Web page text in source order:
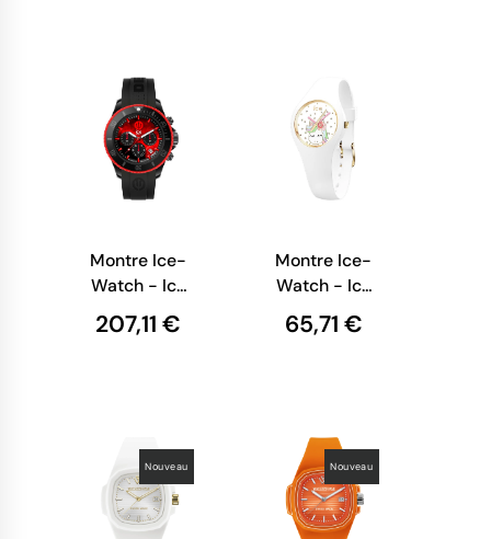
Montre Ice-
Watch - Ice
Red Devils
Diables
207,11 €
Montre Ice-
Watch - Ice
Fantasia -
Enfant -
65,71 €
Nouveau Nouveau